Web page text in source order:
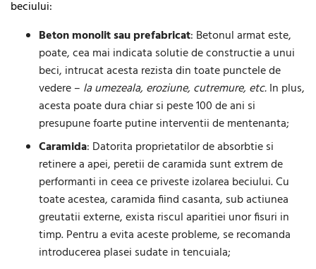
beciului:
Beton monolit sau prefabricat: Betonul armat este,
poate, cea mai indicata solutie de constructie a unui
beci, intrucat acesta rezista din toate punctele de
vedere – la umezeala, eroziune, cutremure, etc.In plus,
acesta poate dura chiar si peste 100 de ani si
presupune foarte putine interventii de mentenanta;
Caramida: Datorita proprietatilor de absorbtie si
retinere a apei, peretii de caramida sunt extrem de
performanti in ceea ce priveste izolarea beciului. Cu
toate acestea, caramida fiind casanta, sub actiunea
greutatii externe, exista riscul aparitiei unor fisuri in
timp. Pentru a evita aceste probleme, se recomanda
introducerea plasei sudate in tencuiala;